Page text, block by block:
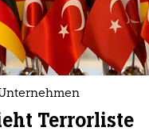
Terrorliste